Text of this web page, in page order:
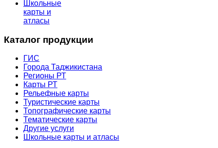
Школьные
карты и
атласы
Каталог продукции
ГИС
Города Таджикистана
Регионы РТ
Карты РТ
Рельефные карты
Туристические карты
Топографические карты
Тематические карты
Другие услуги
Школьные карты и атласы